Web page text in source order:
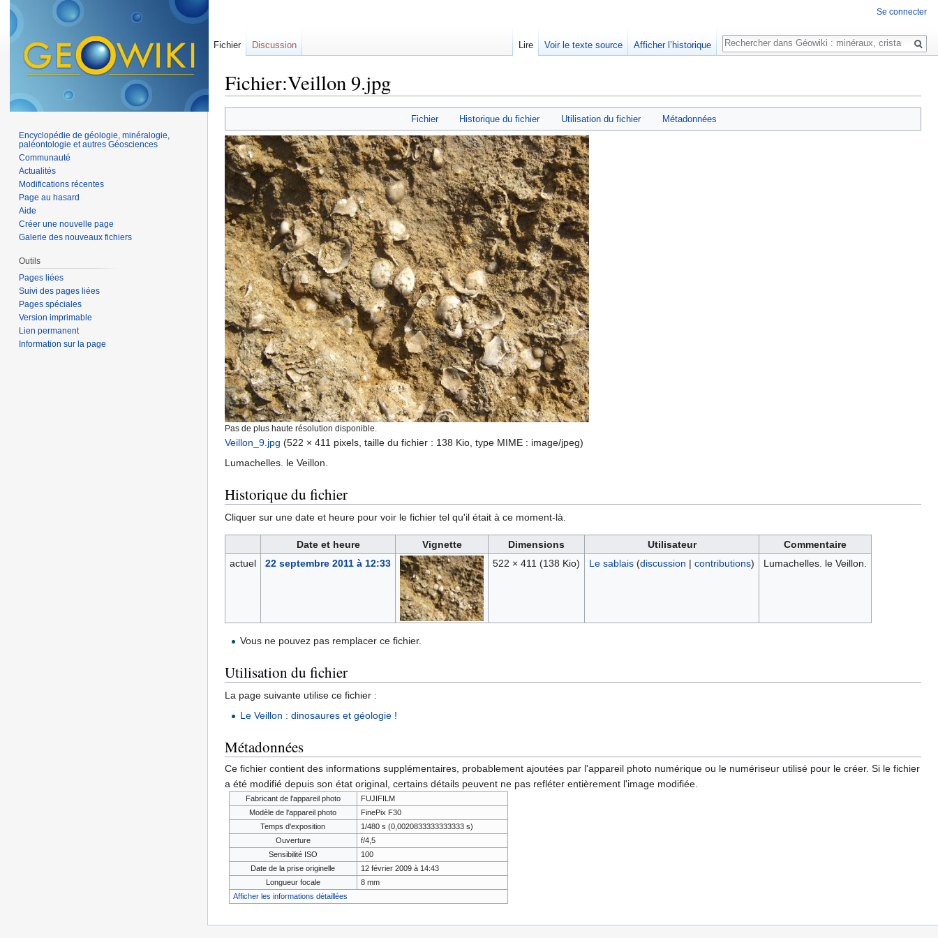
Fichier:Veillon 9.jpg
Fichier Historique du fichier Utilisation du fichier Métadonnées
Pas de plus haute résolution disponible.
Veillon_9.jpg (522 × 411 pixels, taille du fichier : 138 Kio, type MIME : image/jpeg)
Lumachelles. le Veillon.
Historique du fichier
Cliquer sur une date et heure pour voir le fichier tel qu'il était à ce moment-là.
Date et heure Vignette Dimensions Utilisateur
Commentaire
actuel
22 septembre 2011 à 12:33 522 × 411 (138 Kio) Le sablais (discussion | contributions) Lumachelles. le Veillon.
Vous ne pouvez pas remplacer ce fichier.
Utilisation du fichier
La page suivante utilise ce fichier :
Le Veillon : dinosaures et géologie !
Métadonnées
Ce fichier contient des informations supplémentaires, probablement ajoutées par l'appareil photo numérique ou le numériseur utilisé pour le créer. Si le fichier
a été modifié depuis son état original, certains détails peuvent ne pas refléter entièrement l'image modifiée.
Fabricant de l'appareil photo
FUJIFILM
Modèle de l'appareil photo
FinePix F30
Temps d'exposition
1/480 s (0,0020833333333333 s)
Ouverture
f/4,5
Sensibilité ISO
100
Date de la prise originelle
12 février 2009 à 14:43
Longueur focale
8 mm
Afficher les informations détaillées
Se connecter
Fichier Discussion Lire Voir le texte source Afficher l’historique
Rechercher
Encyclopédie de géologie, minéralogie,
paléontologie et autres Géosciences
Communauté
Actualités
Modifications récentes
Page au hasard
Aide
Créer une nouvelle page
Galerie des nouveaux fichiers
Outils
Pages liées
Suivi des pages liées
Pages spéciales
Version imprimable
Lien permanent
Information sur la page